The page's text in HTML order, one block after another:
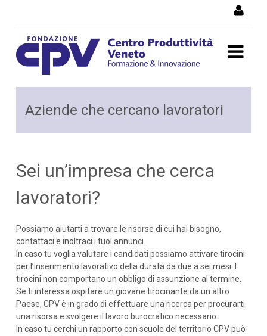
Aziende che cercano
lavoratori
Aziende che cercano lavoratori
Sei un’impresa che cerca
lavoratori?
Possiamo aiutarti a trovare le risorse di cui hai bisogno,
contattaci e inoltraci i tuoi annunci.
In caso tu voglia valutare i candidati possiamo attivare tirocini
per l’inserimento lavorativo della durata da due a sei mesi. I
tirocini non comportano un obbligo di assunzione al termine.
Se ti interessa ospitare un giovane tirocinante da un altro
Paese, CPV è in grado di effettuare una ricerca per procurarti
una risorsa e svolgere il lavoro burocratico necessario.
In caso tu cerchi un rapporto con scuole del territorio CPV può